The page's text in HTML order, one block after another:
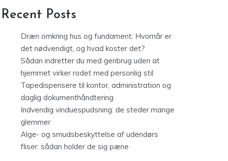
Recent Posts
Dræn omkring hus og fundament: Hvornår er
det nødvendigt, og hvad koster det?
Sådan indretter du med genbrug uden at
hjemmet virker rodet med personlig stil
Tapedispensere til kontor, administration og
daglig dokumenthåndtering
Indvendig vinduespudsning: de steder mange
glemmer
Alge- og smudsbeskyttelse af udendørs
fliser: sådan holder de sig pæne